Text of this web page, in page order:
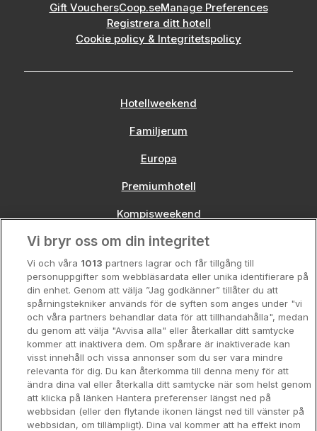
Gift VouchersCoop.seManage Preferences
Registrera ditt hotell
Cookie policy & Integritetspolicy
Hotellweekend
Familjerum
Europa
Premiumhotell
Kompisweekend
Storstadsweekend
Hotellrum under 995 kr
Spahotell
Sydsverige
Om Hotellpremien
Nya hotell
Stadsweekend
Vi bryr oss om din integritet
Vi och våra 1013 partners lagrar och får tillgång till
personuppgifter som webbläsardata eller unika identifierare på
din enhet. Genom att välja ”Jag godkänner” tillåter du att
spårningstekniker används för de syften som anges under "vi
och våra partners behandlar data för att tillhandahålla", medan
du genom att välja "Avvisa alla" eller återkallar ditt samtycke
kommer att inaktivera dem. Om spårare är inaktiverade kan
visst innehåll och vissa annonser som du ser vara mindre
relevanta för dig. Du kan återkomma till denna meny för att
ändra dina val eller återkalla ditt samtycke när som helst genom
att klicka på länken Hantera preferenser längst ned på
webbsidan (eller den flytande ikonen längst ned till vänster på
webbsidan, om tillämpligt). Dina val kommer att ha effekt inom